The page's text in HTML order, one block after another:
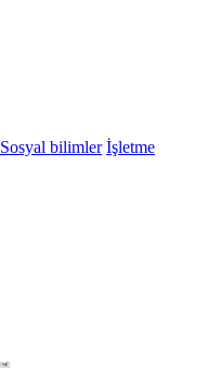
Sosyal bilimler İşletme